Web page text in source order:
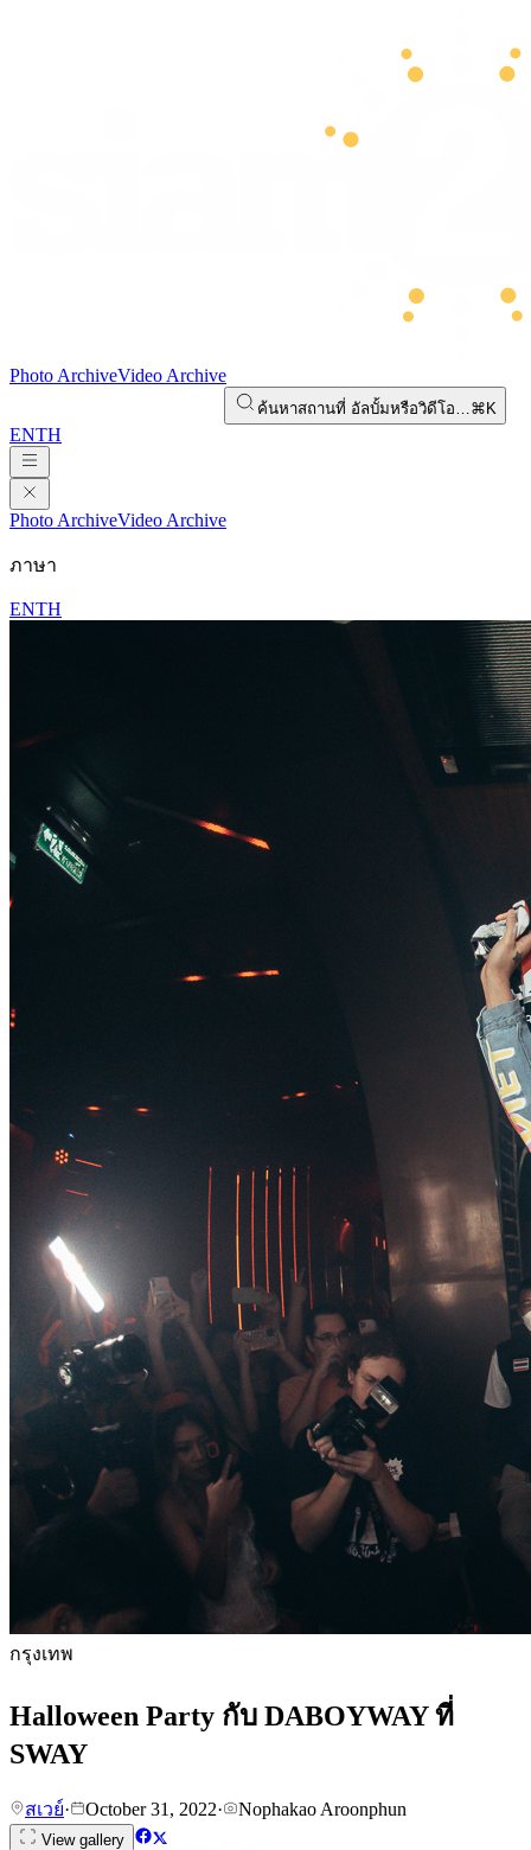
Photo ArchiveVideo Archive
ค้นหาสถานที่ อัลบั้มหรือวิดีโอ…⌘K
ENTH
Photo ArchiveVideo Archive
ภาษา
ENTH
กรุงเทพ
Halloween Party กับ DABOYWAY ที่
SWAY
สเวย์· October 31, 2022· Nophakao Aroonphun
View gallery